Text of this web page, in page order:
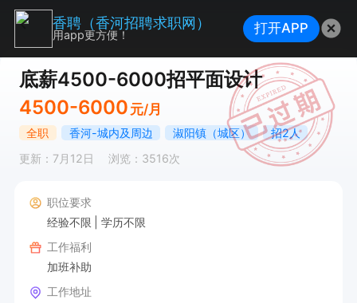
底薪4500-6000招平面设计
4500-6000 元/月
全职 香河-城内及周边 淑阳镇（城区）
招2人
更新：7月12日
浏览：3516次
职位要求
经验不限
学历不限
工作福利
加班补助
工作地址
香聘（香河招聘求职网）
用app更方便！ 打开APP